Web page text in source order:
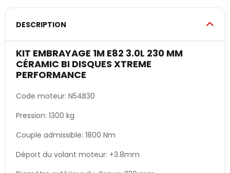
DESCRIPTION
KIT EMBRAYAGE 1M E82 3.0L 230 MM
CÉRAMIC BI DISQUES XTREME
PERFORMANCE
Code moteur: N54B30
Pression: 1300 kg
Couple admissible: 1800 Nm
Déport du volant moteur: +3.8mm